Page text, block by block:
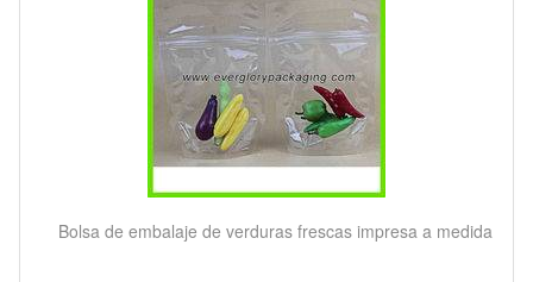
Bolsa de embalaje de verduras frescas impresa a medida